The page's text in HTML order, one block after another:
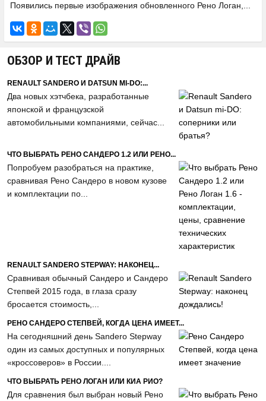
Появились первые изображения обновленного Рено Логан,...
ОБЗОР И ТЕСТ ДРАЙВ
RENAULT SANDERO И DATSUN MI-DO:...
Два новых хэтчбека, разработанные
японской и французской
автомобильными компаниями, сейчас...
ЧТО ВЫБРАТЬ РЕНО САНДЕРО 1.2 ИЛИ РЕНО...
Попробуем разобраться на практике,
сравнивая Рено Сандеро в новом кузове
и комплектации по...
RENAULT SANDERO STEPWAY: НАКОНЕЦ...
Сравнивая обычный Сандеро и Сандеро
Степвей 2015 года, в глаза сразу
бросается стоимость,...
РЕНО САНДЕРО СТЕПВЕЙ, КОГДА ЦЕНА ИМЕЕТ...
На сегодняшний день Sandero Stepway
один из самых доступных и популярных
«кроссоверов» в России....
ЧТО ВЫБРАТЬ РЕНО ЛОГАН ИЛИ КИА РИО?
Для сравнения был выбран новый Рено